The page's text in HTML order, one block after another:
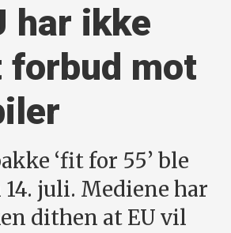
har ikke
forbud mot
‘fit for 55’ ble
juli. Mediene har
dithen at EU vil